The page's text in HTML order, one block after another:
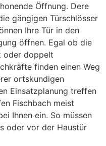
Öffnung. Dere
gängigen Türschlösser
Ihre Tür in den
öffnen. Egal ob die
oder doppelt
finden einen Weg
ortskundigen
Einsatzplanung treffen
Fischbach meist
Ihnen ein. So müssen
oder vor der Haustür